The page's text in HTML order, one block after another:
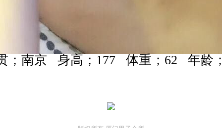
；南京 身高；177 体重；62 年龄